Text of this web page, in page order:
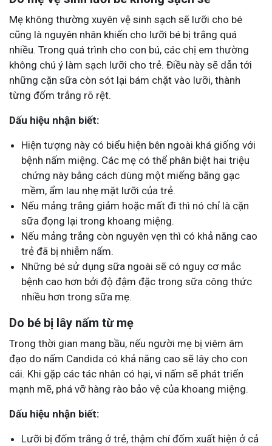
Mẹ không thường xuyên vệ sinh sạch sẽ lưỡi cho bé
cũng là nguyên nhân khiến cho lưỡi bé bị trắng quá
nhiều. Trong quá trình cho con bú, các chị em thường
không chú ý làm sạch lưỡi cho trẻ. Điều này sẽ dẫn tới
những cặn sữa còn sót lại bám chặt vào lưỡi, thành
từng đốm trắng rõ rệt.
Dấu hiệu nhận biết:
Hiện tượng này có biểu hiện bên ngoài khá giống với
bệnh nấm miệng. Các mẹ có thể phân biệt hai triệu
chứng này bằng cách dùng một miếng băng gạc
mềm, ẩm lau nhẹ mặt lưỡi của trẻ.
Nếu mảng trắng giảm hoặc mất đi thì nó chỉ là cặn
sữa đọng lại trong khoang miệng.
Nếu mảng trắng còn nguyên vẹn thì có khả năng cao
trẻ đã bị nhiễm nấm.
Những bé sử dụng sữa ngoài sẽ có nguy cơ mắc
bệnh cao hơn bởi độ đậm đặc trong sữa công thức
nhiều hơn trong sữa mẹ.
Do bé bị lây nấm từ mẹ
Trong thời gian mang bầu, nếu người mẹ bị viêm âm
đạo do nấm Candida có khả năng cao sẽ lây cho con
cái. Khi gặp các tác nhân có hại, vi nấm sẽ phát triển
mạnh mẽ, phá vỡ hàng rào bảo vệ của khoang miệng.
Dấu hiệu nhận biết:
Lưỡi bị đốm trắng ở trẻ, thậm chí đốm xuất hiện ở cả